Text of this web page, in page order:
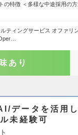
の特徴 ＜多様な中途採用の
ティングサービス オファリ
あり
データを活用
未経験可